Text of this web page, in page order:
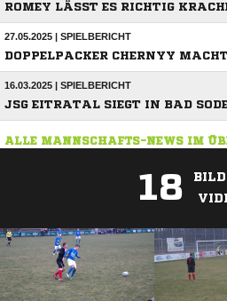
ROMEY LÄSST ES RICHTIG
27.05.2025 | SPIELBERICHT
DOPPELPACKER CHERNYY
16.03.2025 | SPIELBERICHT
JSG EITRATAL SIEGT IN BAD
ALLE MANNSCHAFTS-NEWS IM
18